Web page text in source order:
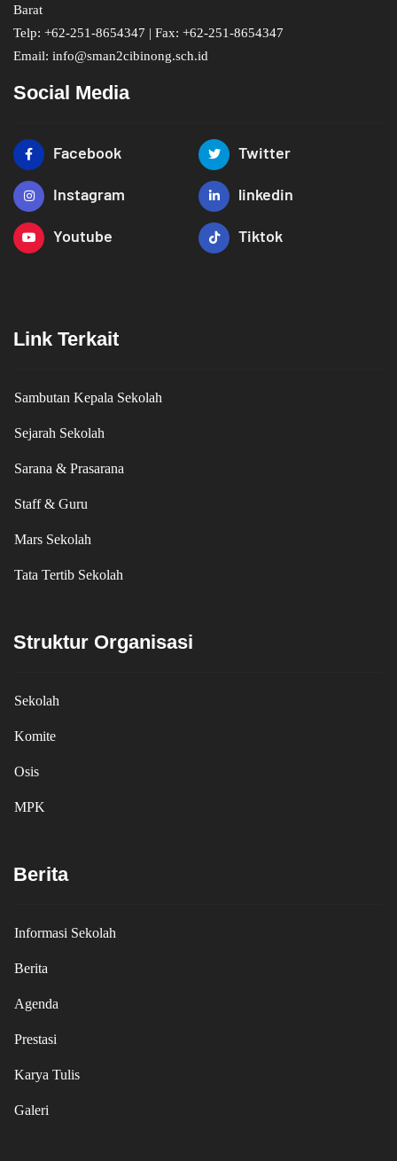
Barat
Telp: +62-251-8654347 | Fax: +62-251-8654347
Email: info@sman2cibinong.sch.id
Social Media
Facebook Twitter
Instagram linkedin
Youtube Tiktok
Link Terkait
Sambutan Kepala Sekolah
Sejarah Sekolah
Sarana & Prasarana
Staff & Guru
Mars Sekolah
Tata Tertib Sekolah
Struktur Organisasi
Sekolah
Komite
Osis
MPK
Berita
Informasi Sekolah
Berita
Agenda
Prestasi
Karya Tulis
Galeri